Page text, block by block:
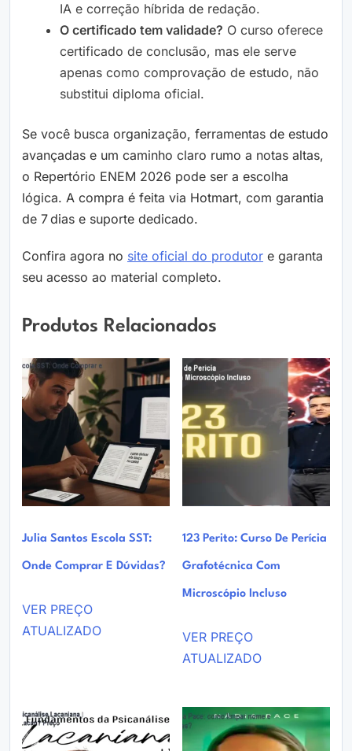
IA e correção híbrida de redação.
O certificado tem validade? O curso oferece
certificado de conclusão, mas ele serve
apenas como comprovação de estudo, não
substitui diploma oficial.
Se você busca organização, ferramentas de estudo
avançadas e um caminho claro rumo a notas altas,
o Repertório ENEM 2026 pode ser a escolha
lógica. A compra é feita via Hotmart, com garantia
de 7 dias e suporte dedicado.
Confira agora no site oficial do produtor e garanta
seu acesso ao material completo.
Produtos Relacionados
Julia Santos Escola SST:
Onde Comprar E Dúvidas?
VER PREÇO
ATUALIZADO
123 Perito: Curso De Perícia
Grafotécnica Com
Microscópio Incluso
VER PREÇO
ATUALIZADO